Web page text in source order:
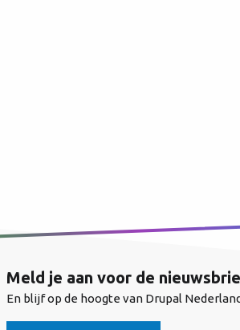
Meld je aan voor de
En blijf op de hoogte van Drupal